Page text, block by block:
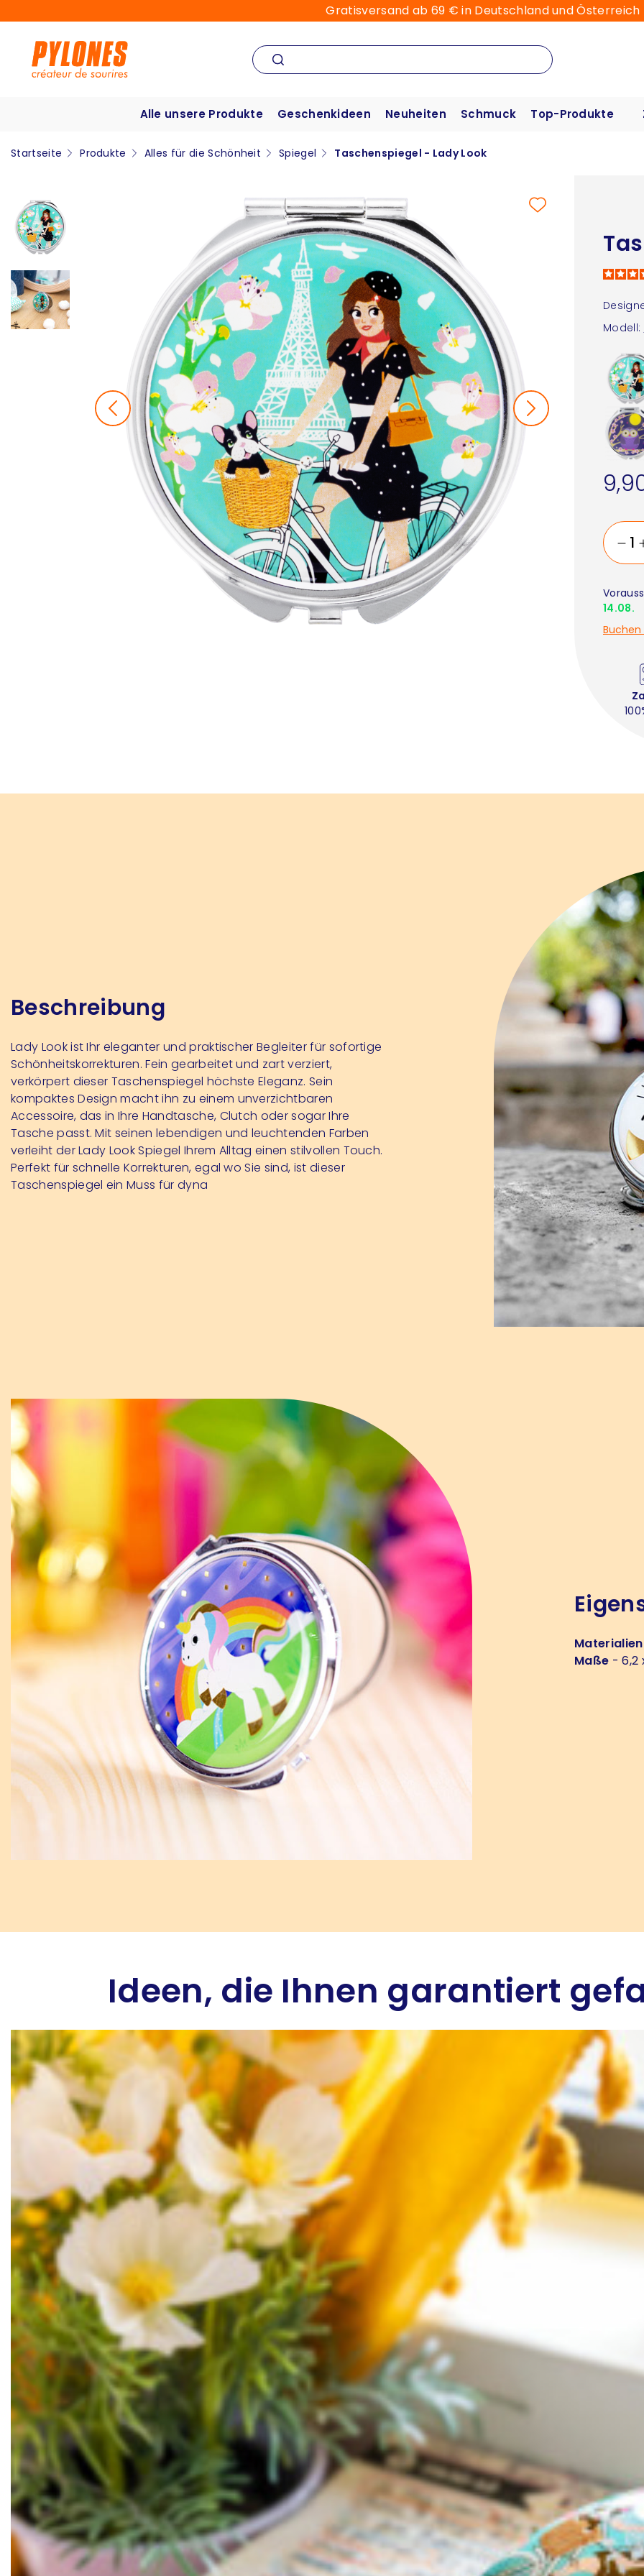
Gratisversand ab 69 € in Deutschland und Österreich
Alle unsere Produkte Geschenkideen Neuheiten Schmuck Top-Produkte
Startseite Produkte Alles für die Schönheit Spiegel Taschenspiegel - Lady Look
Modell:
14.08.
Beschreibung
Lady Look ist Ihr eleganter und praktischer Begleiter für sofortige
Schönheitskorrekturen. Fein gearbeitet und zart verziert,
verkörpert dieser Taschenspiegel höchste Eleganz. Sein
kompaktes Design macht ihn zu einem unverzichtbaren
Accessoire, das in Ihre Handtasche, Clutch oder sogar Ihre
Tasche passt. Mit seinen lebendigen und leuchtenden Farben
verleiht der Lady Look Spiegel Ihrem Alltag einen stilvollen Touch.
Perfekt für schnelle Korrekturen, egal wo Sie sind, ist dieser
Taschenspiegel ein Muss für dyna
Materialien
Maße - 6,2
Ideen, die Ihnen garantiert